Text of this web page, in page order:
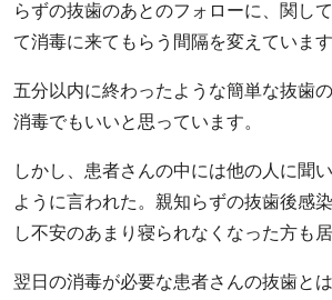
らずの抜歯のあとのフォローに、関し
て消毒に来てもらう間隔を変えています
五分以内に終わったような簡単な抜歯
消毒でもいいと思っています。
しかし、患者さんの中には他の人に聞
ように言われた。親知らずの抜歯後感
し不安のあまり寝られなくなった方も居
翌日の消毒が必要な患者さんの抜歯と